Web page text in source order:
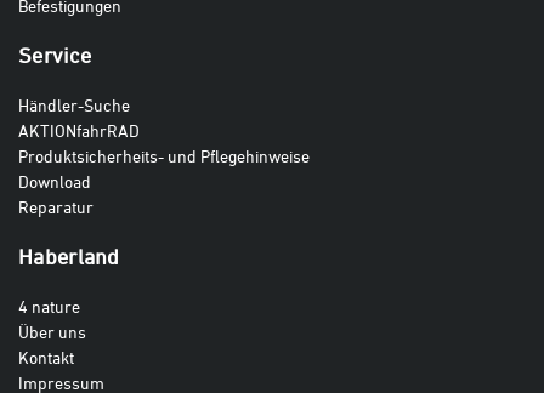
Befestigungen
Service
Händler-Suche
AKTIONfahrRAD
Produktsicherheits- und Pflegehinweise
Download
Reparatur
Haberland
4 nature
Über uns
Kontakt
Impressum